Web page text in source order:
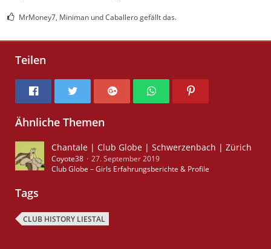
MrMoney7, Miniman und Caballero gefällt das.
Teilen
Ähnliche Themen
Chantale | Club Globe | Schwerzenbach | Zürich
Coyote38
27. September 2019
Club Globe – Girls Erfahrungsberichte & Profile
Tags
CLUB HISTORY LIESTAL